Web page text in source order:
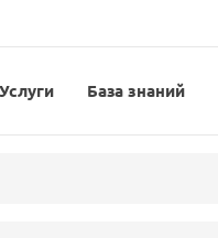
Услуги База знаний